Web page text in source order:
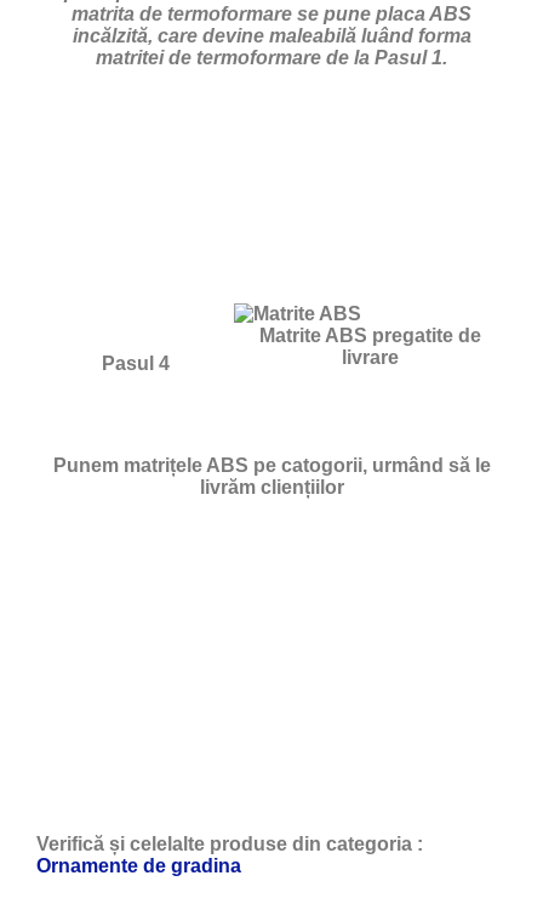
matrita de termoformare se pune placa ABS
incălzită, care devine maleabilă luând forma
matritei de termoformare de la Pasul 1.
Matrite ABS pregatite de
livrare
Pasul 4
Punem matrițele ABS pe catogorii, urmând să le
livrăm cliențiilor
Verifică și celelalte produse din categoria :
Ornamente de gradina